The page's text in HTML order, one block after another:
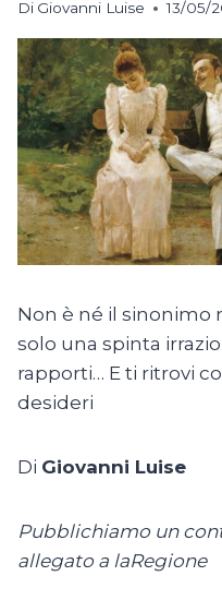
Di Giovanni Luise 13/05/
Non è né il sinonimo
solo una spinta
rapporti… E ti ritrovi
desideri
Di Giovanni Luise
Pubblichiamo un
allegato a laRegione